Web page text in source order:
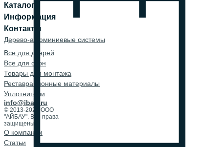
Каталог
Информация
Контакты
Дерево-алюминиевые системы
Все для дверей
Все для окон
Товары для монтажа
Реставрационные материалы
Уплотнители
info@ibau.ru
© 2013-2026 ООО
"АЙБАУ". Все права
защищены.
О компании
Cтатьи